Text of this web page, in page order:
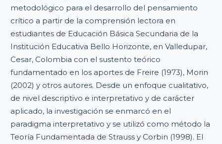
metodológico para el desarrollo del pensamiento
crítico a partir de la comprensión lectora en
estudiantes de Educación Básica Secundaria de la
Institución Educativa Bello Horizonte, en Valledupar,
Cesar, Colombia con el sustento teórico
fundamentado en los aportes de Freire (1973), Morin
(2002) y otros autores. Desde un enfoque cualitativo,
de nivel descriptivo e interpretativo y de carácter
aplicado, la investigación se enmarcó en el
paradigma interpretativo y se utilizó como método la
Teoría Fundamentada de Strauss y Corbin (1998). El